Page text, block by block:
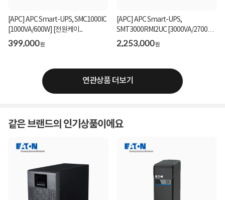
[APC] APC Smart-UPS, SMC1000IC
[1000VA/600W] [전원케이...
399,000원
[APC] APC Smart-UPS,
SMT3000RMI2UC [3000VA/2700W/
랙타입...
2,253,000원
연관상품 더보기
같은 브랜드의 인기상품이에요